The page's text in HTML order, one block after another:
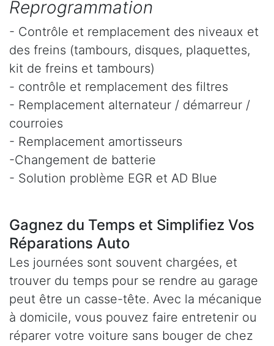
Reprogrammation
- Contrôle et remplacement des niveaux et
des freins (tambours, disques, plaquettes,
kit de freins et tambours)
- contrôle et remplacement des filtres
- Remplacement alternateur / démarreur /
courroies
- Remplacement amortisseurs
-Changement de batterie
- Solution problème EGR et AD Blue
Gagnez du Temps et Simplifiez Vos
Réparations Auto
Les journées sont souvent chargées, et
trouver du temps pour se rendre au garage
peut être un casse-tête. Avec la mécanique
à domicile, vous pouvez faire entretenir ou
réparer votre voiture sans bouger de chez